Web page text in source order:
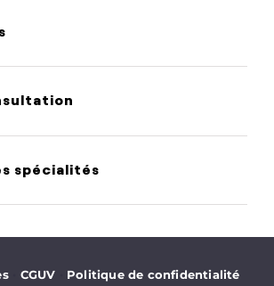
spécialités
CGUV Politique de confidentialité